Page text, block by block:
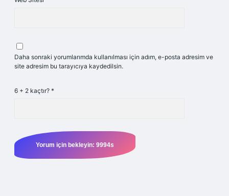
Daha sonraki yorumlarımda kullanılması için adım, e-posta adresim ve
site adresim bu tarayıcıya kaydedilsin.
6 + 2 kaçtır? *